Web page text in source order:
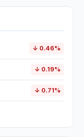
↓ 0.46%
↓ 0.19%
↓ 0.71%